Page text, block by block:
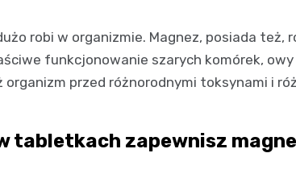
robi w organizmie. Magnez, posiada też,
funkcjonowanie szarych komórek,
organizm przed różnorodnymi toksynami i
tabletkach zapewnisz